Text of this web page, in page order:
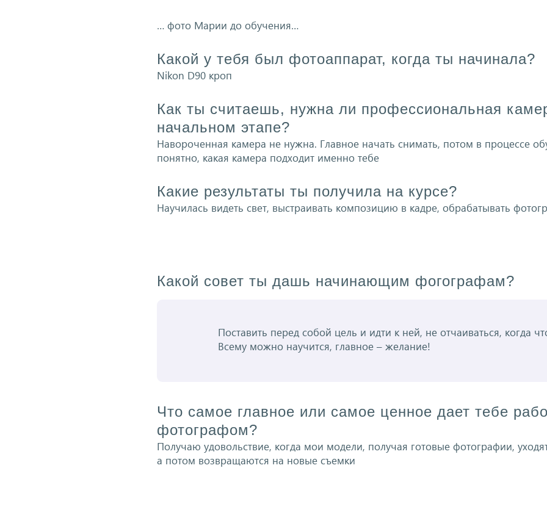
… фото Марии до обучения…
Какой у тебя был фотоаппарат, когда ты начинала?
Nikon D90 кроп
Как ты считаешь, нужна ли профессиональная
начальном этапе?
Навороченная камера не нужна. Главное начать снимать, потом в процессе
понятно, какая камера подходит именно тебе
Какие результаты ты получила на курсе?
Научилась видеть свет, выстраивать композицию в кадре, обрабатывать
Какой совет ты дашь начинающим фогографам?
Поставить перед собой цель и идти к ней, не отчаиваться, когда
Всему можно научится, главное – желание!
Что самое главное или самое ценное дает тебе
фотографом?
Получаю удовольствие, когда мои модели, получая готовые фотографии,
а потом возвращаются на новые съемки